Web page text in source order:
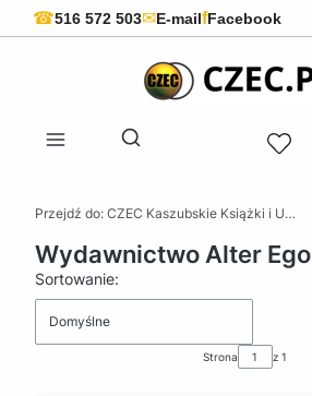
☎516 572 503✉E-mailfFacebook
Otwórz wyszukiwarkę
Przejdź do: CZEC Kaszubskie Książki i Upominki - Pamiątki z Kaszub
Wydawnictwo Alter Ego
Lista produktów
Sortowanie:
Domyślne
Strona z 1